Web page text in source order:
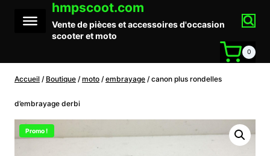
contenu
hmpscoot.com
Vente de pièces et accessoires d'occasion
scooter et moto
0
Accueil / Boutique / moto / embrayage / canon plus rondelles
d’embrayage derbi
Promo !